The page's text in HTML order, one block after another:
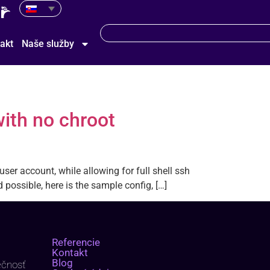
Naše služby
no chroot
account, while allowing for full shell ssh
here is the sample config, […]
Referencie
Kontakt
Blog